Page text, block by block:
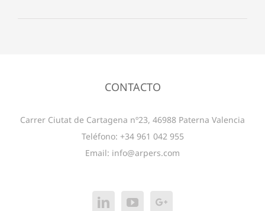
CONTACTO
Carrer Ciutat de Cartagena nº23, 46988 Paterna Valencia
Teléfono: +34 961 042 955
Email: info@arpers.com